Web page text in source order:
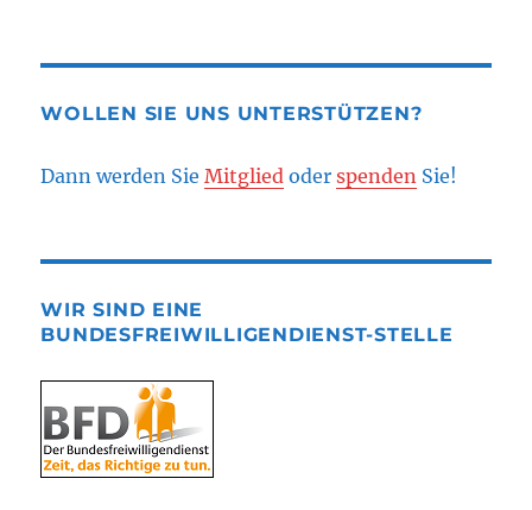
WOLLEN SIE UNS UNTERSTÜTZEN?
Dann werden Sie Mitglied oderspenden Sie!
WIR SIND EINE
BUNDESFREIWILLIGENDIENST-STELLE